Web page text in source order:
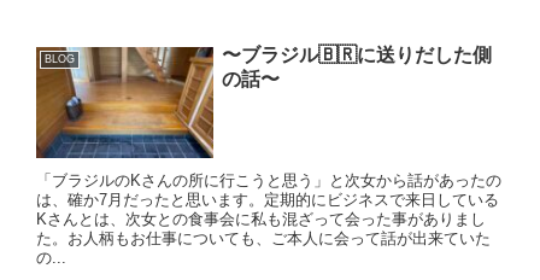
BLOG
〜ブラジル🇧🇷に送りだした側
の話〜
「ブラジルのKさんの所に行こうと思う」と次女から話があったの
は、確か7月だったと思います。定期的にビジネスで来日している
Kさんとは、次女との食事会に私も混ざって会った事がありまし
た。お人柄もお仕事についても、ご本人に会って話が出来ていた
の...